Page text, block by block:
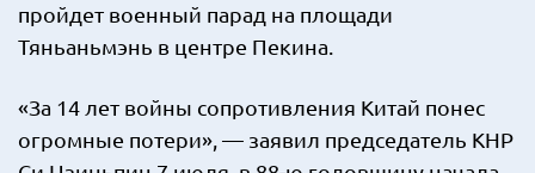
пройдет военный парад на площади
Тяньаньмэнь в центре Пекина.
«За 14 лет войны сопротивления Китай понес
огромные потери», — заявил председатель КНР